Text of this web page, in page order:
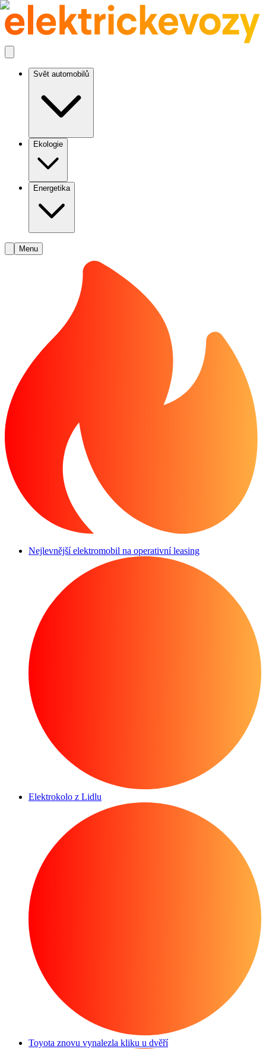
Svět automobilů
Ekologie
Energetika
Menu
Nejlevnější elektromobil na operativní leasing
Elektrokolo z Lidlu
Toyota znovu vynalezla kliku u dvěří